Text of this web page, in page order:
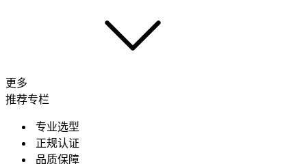
更多
推荐专栏
专业选型
正规认证
品质保障